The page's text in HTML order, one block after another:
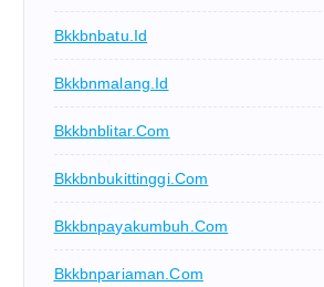
Bkkbnbatu.id
Bkkbnmalang.id
Bkkbnblitar.com
Bkkbnbukittinggi.com
Bkkbnpayakumbuh.com
Bkkbnpariaman.com